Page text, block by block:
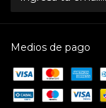
Medios de pago